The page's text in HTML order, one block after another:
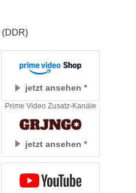
(DDR)
jetzt ansehen
jetzt ansehen
Prime Video Zusatz-Kanäle